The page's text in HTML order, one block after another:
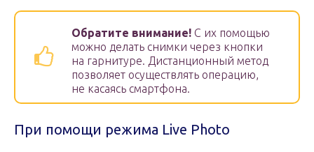
Обратите внимание! С их помощью
можно делать снимки через кнопки
на гарнитуре. Дистанционный метод
позволяет осуществлять операцию,
не касаясь смартфона.
При помощи режима Live Photo